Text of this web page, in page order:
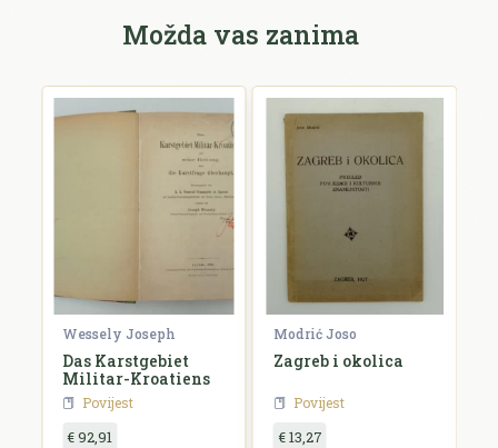
Možda vas zanima
Wessely Joseph
Das Karstgebiet
Militar-Kroatiens
Povijest
€ 92,91
Modrić Joso
Zagreb i okolica
Povijest
€ 13,27